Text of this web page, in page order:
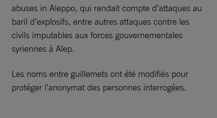
abuses in Aleppo, qui rendait compte d’attaques au
baril d’explosifs, entre autres attaques contre les
civils imputables aux forces gouvernementales
syriennes à Alep.
Les noms entre guillemets ont été modifiés pour
protéger l’anonymat des personnes interrogées.